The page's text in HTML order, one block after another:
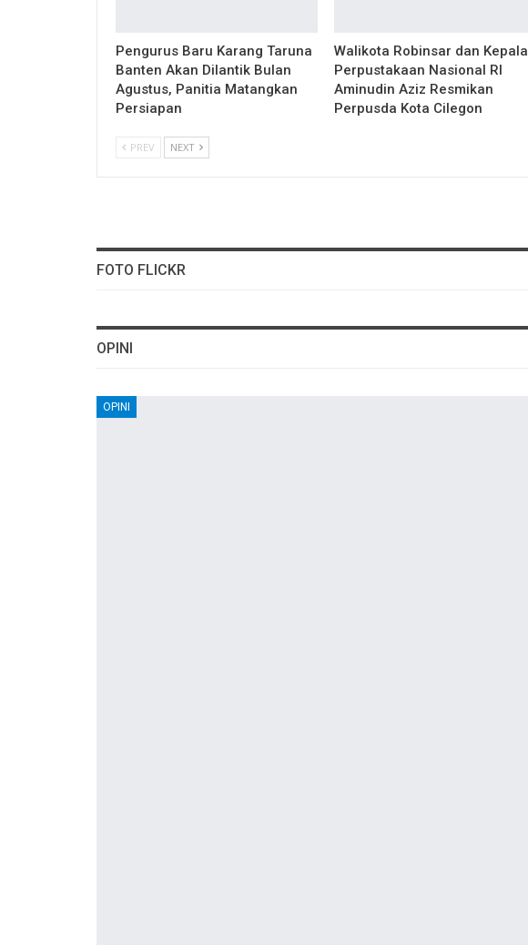
Pengurus Baru Karang Taruna
Banten Akan Dilantik Bulan
Agustus, Panitia Matangkan
Persiapan
Walikota Robinsar dan Kepala
Perpustakaan Nasional RI
Aminudin Aziz Resmikan
Perpusda Kota Cilegon
PREV NEXT
FOTO FLICKR
OPINI
OPINI